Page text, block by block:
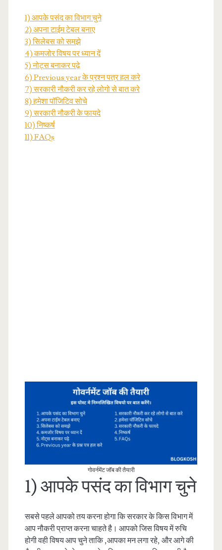
1) आपके पसंद का विभाग चुने
2) अपना टाईम टेबल बनाए
3) सिलेबस को समझे
4) कमजोर विषय पर ध्यान दें
5) नोट्स बनाकर पढ़े
6) Previous year के प्रश्न पत्र हल करे
7) सरकारी नौकरी कर रहे लोगो से बात करे
8) हमेशा पॉजिटिव सोचे
9) सरकारी नौकरी के फायदे
10) निष्कर्ष
11) FAQs
गोवर्नमेंट जॉब की तैयारी
1) आपके पसंद का विभाग चुने
सबसे पहले आपको तय करना होगा कि सरकार के किस विभाग में
आप नौकरी प्राप्त करना चाहते है। आपको जिस विषय में रुचि
होगी वही विषय आप चुने ताकि ,आपका मन लगा रहे, और आगे की